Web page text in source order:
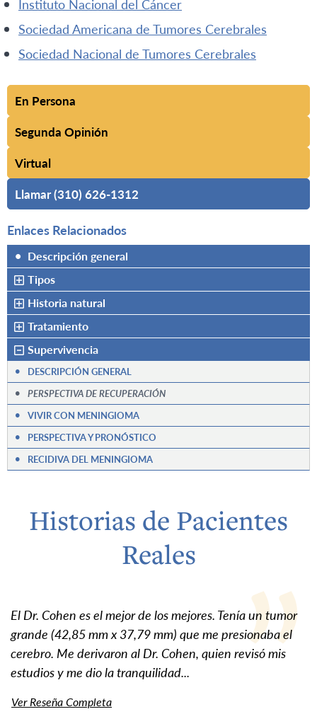
Instituto Nacional del Cáncer
Sociedad Americana de Tumores Cerebrales
Sociedad Nacional de Tumores Cerebrales
En Persona
Segunda Opinión
Virtual
Llamar (310) 626-1312
Enlaces Relacionados
• Descripción general
Tipos
Historia natural
Tratamiento
Supervivencia
•
DESCRIPCIÓN GENERAL
• PERSPECTIVA DE RECUPERACIÓN
• VIVIR CON MENINGIOMA
•
PERSPECTIVA Y PRONÓSTICO
•
RECIDIVA DEL MENINGIOMA
Historias de Pacientes
Reales
El Dr. Cohen es el mejor de los mejores. Tenía un tumor
grande (42,85 mm x 37,79 mm) que me presionaba el
cerebro. Me derivaron al Dr. Cohen, quien revisó mis
estudios y me dio la tranquilidad...
Ver Reseña Completa